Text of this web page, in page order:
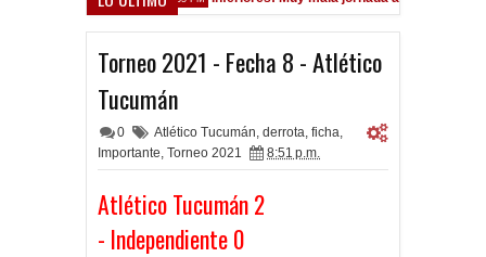
Torneo 2021 - Fecha 8 - Atlético
Tucumán
0 Atlético Tucumán, derrota, ficha,
Importante, Torneo 2021 8:51 p.m.
Atlético Tucumán 2
- Independiente 0